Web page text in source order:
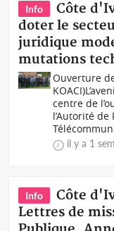
Info
Côte
doter le
juridique
mutations
Ouverture
centre de
l’Autorité
il y a 1
Info
Côte
Lettres de